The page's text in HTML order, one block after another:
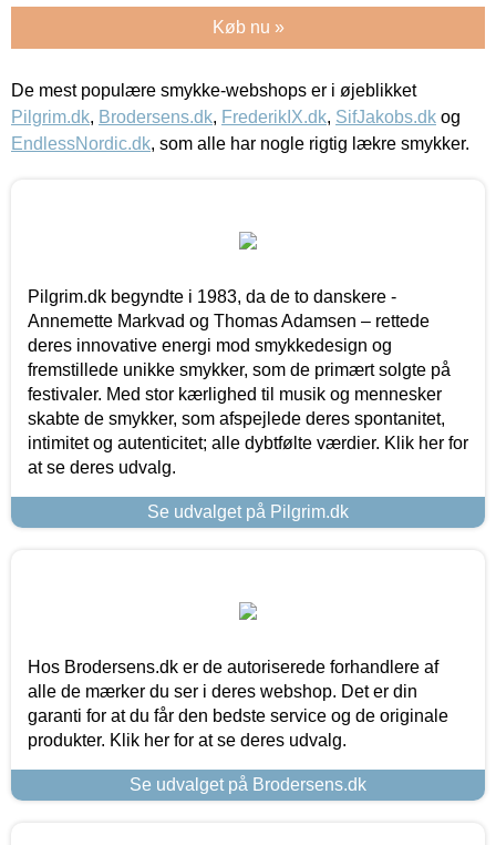
Køb nu »
De mest populære smykke-webshops er i øjeblikket
Pilgrim.dk, Brodersens.dk, FrederikIX.dk, SifJakobs.dk og
EndlessNordic.dk, som alle har nogle rigtig lækre smykker.
Pilgrim.dk begyndte i 1983, da de to danskere -
Annemette Markvad og Thomas Adamsen – rettede
deres innovative energi mod smykkedesign og
fremstillede unikke smykker, som de primært solgte på
festivaler. Med stor kærlighed til musik og mennesker
skabte de smykker, som afspejlede deres spontanitet,
intimitet og autenticitet; alle dybtfølte værdier. Klik her for
at se deres udvalg.
Se udvalget på Pilgrim.dk
Hos Brodersens.dk er de autoriserede forhandlere af
alle de mærker du ser i deres webshop. Det er din
garanti for at du får den bedste service og de originale
produkter. Klik her for at se deres udvalg.
Se udvalget på Brodersens.dk